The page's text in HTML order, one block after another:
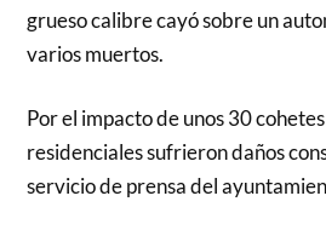
grueso calibre cayó sobre un
varios muertos.
Por el impacto de unos 30
residenciales sufrieron daños
servicio de prensa del